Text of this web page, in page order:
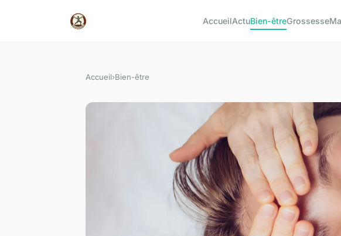
AccueilActuBien-êtreGrossesse
Accueil›Bien-être